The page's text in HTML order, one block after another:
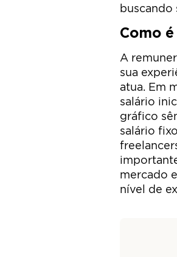
buscando
Como
A
sua
atua. Em
salário
gráfico
salário
mercado
nível de